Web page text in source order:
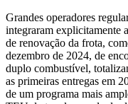
Grandes operadores
integraram explicitamente
de renovação da frota,
dezembro de 2024, de
duplo combustível,
as primeiras entregas em
de um programa mais